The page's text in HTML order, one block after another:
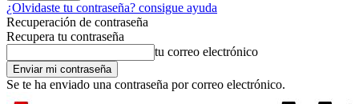
¿Olvidaste tu contraseña? consigue ayuda
Recuperación de contraseña
Recupera tu contraseña
tu correo electrónico
Se te ha enviado una contraseña por correo electrónico.